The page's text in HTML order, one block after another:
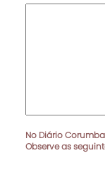
No Diário
Observe as